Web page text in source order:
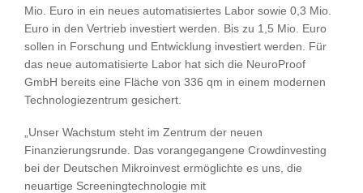
Mio. Euro in ein neues automatisiertes Labor sowie 0,3 Mio.
Euro in den Vertrieb investiert werden. Bis zu 1,5 Mio. Euro
sollen in Forschung und Entwicklung investiert werden. Für
das neue automatisierte Labor hat sich die NeuroProof
GmbH bereits eine Fläche von 336 qm in einem modernen
Technologiezentrum gesichert.
„Unser Wachstum steht im Zentrum der neuen
Finanzierungsrunde. Das vorangegangene Crowdinvesting
bei der Deutschen Mikroinvest ermöglichte es uns, die
neuartige Screeningtechnologie mit